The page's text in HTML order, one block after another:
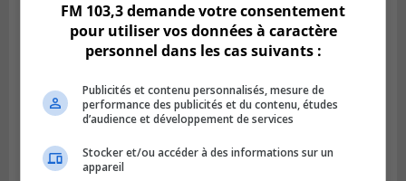
LONGUEUIL
Publié le 6 août 2026 à 05h11
Une poussée tardive propulse les Ducs
FM 103,3 demande votre consentement
pour utiliser vos données à caractère
personnel dans les cas suivants :
Publicités et contenu personnalisés, mesure de
performance des publicités et du contenu, études
d’audience et développement de services
Stocker et/ou accéder à des informations sur un
appareil